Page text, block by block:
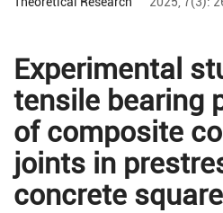
Experimental
tensile bearing
of composite
joints in
concrete